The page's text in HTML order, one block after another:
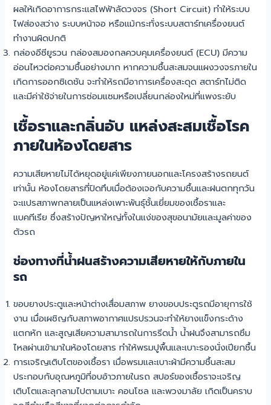
ผลให้เกิดอาการกระแสไฟฟ้าลัดวงจร (Short Circuit) ทำให้ระบบ
ไฟส่องสว่าง ระบบหน้าจอ หรือแม้กระทั่งระบบสตาร์ทเครื่องยนต์
ทำงานผิดปกติ
กล่องอีซียูรวน กล่องสมองกลควบคุมเครื่องยนต์ (ECU) มีความ
อ่อนไหวต่อความชื้นอย่างมาก หากความชื้นสะสมจนแผงวงจรภายใน
เกิดการออกซิเดชัน จะทำให้รถมีอาการเครื่องสะดุด สตาร์ทไม่ติด
และมีค่าใช้จ่ายในการซ่อมแซมหรือเปลี่ยนกล่องใหม่ที่แพงระยับ
เชื้อราและกลิ่นอับ แหล่งสะสมเชื้อโรค
ภายในห้องโดยสาร
ความเสียหายไม่ได้หยุดอยู่แค่เพียงภายนอกและโครงสร้างรถยนต์
เท่านั้น ห้องโดยสารที่ปิดทึบเมื่อต้องเจอกับความชื้นและฝนตกทุกวัน
จะแปรสภาพกลายเป็นแหล่งเพาะพันธุ์ชั้นเยี่ยมของเชื้อราและ
แบคทีเรีย ซึ่งสร้างปัญหาใหญ่ทั้งในแง่ของสุขอนามัยและมูลค่าของ
ตัวรถ
ช่องทางที่น้ำฝนสร้างความเสียหายให้กับภายใน
รถ
ขอบยางประตูและหน้าต่างเสื่อมสภาพ ยางขอบประตูรถมีอายุการใช้
งาน เมื่อเผชิญกับสภาพอากาศแปรปรวนจะทำให้ยางแข็งกระด้าง
แตกหัก และสูญเสียความสามารถในการรีดน้ำ น้ำฝนจึงสามารถซึม
ไหลผ่านเข้ามาในห้องโดยสาร ทำให้พรมปูพื้นและเบาะรองนั่งเปียกชื้น
การเจริญเติบโตของเชื้อรา เมื่อพรมและเบาะผ้ามีความชื้นสะสม
ประกอบกับอุณหภูมิที่อบอ้าวภายในรถ สปอร์ของเชื้อราจะเจริญ
เติบโตและลุกลามไปตามเบาะ คอนโซล และพวงมาลัย เกิดเป็นคราบ